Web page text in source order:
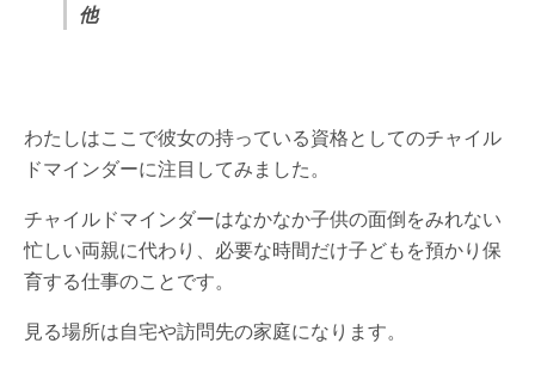
他
わたしはここで彼女の持っている資格としてのチャイル
ドマインダーに注目してみました。
チャイルドマインダーはなかなか子供の面倒をみれない
忙しい両親に代わり、必要な時間だけ子どもを預かり保
育する仕事のことです。
見る場所は自宅や訪問先の家庭になります。